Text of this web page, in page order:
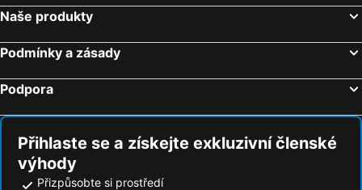
Hotely Bakarac
Hotely Valun
Hotely Beli
Hotely Mundanije
Hotely Vrbovsko
Naše produkty
Podmínky a zásady
Podpora
Přihlaste se a získejte exkluzivní členské
výhody
Přizpůsobte si prostředí